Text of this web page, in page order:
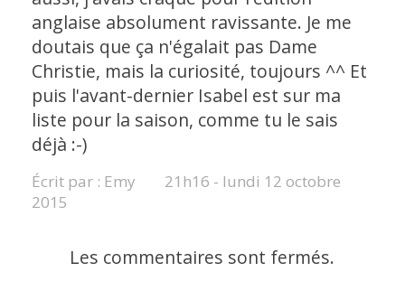
anglaise absolument ravissante. Je me
doutais que ça n'égalait pas Dame
Christie, mais la curiosité, toujours ^^ Et
puis l'avant-dernier Isabel est sur ma
liste pour la saison, comme tu le sais
déjà :-)
Écrit par : Emy 21h16 - lundi 12 octobre
2015
Les commentaires sont fermés.